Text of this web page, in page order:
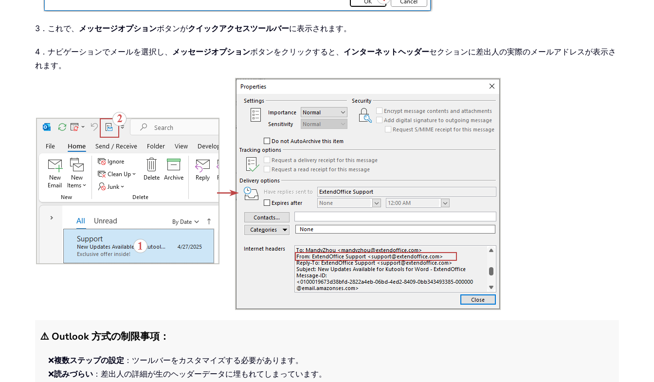
3．これで、 メッセージオプションボタンがクイックアクセスツールバーに表示されます。
4．ナビゲーションでメールを選択し、 メッセージオプションボタンをクリックすると、 インターネットヘッダーセクションに差出人の実際のメールアドレスが表示さ
れます。
⚠️ Outlook 方式の制限事項：
❌複数ステップの設定 ：ツールバーをカスタマイズする必要があります。
❌読みづらい ：差出人の詳細が生のヘッダーデータに埋もれてしまっています。